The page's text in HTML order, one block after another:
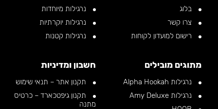
בלוג
צרו קשר
רישום למועדון לקוחות
נרגילות מיוחדות
נרגילות יוקרתיות
נרגילות קטנות
מתוגים מובילים
נרגילות Alpha Hookah
נרגילות Amy Deluxe
חשבון ומדיניות
תקנון אתר – תנאי שימוש
תקנון גיפטכארד – כרטיס
מתנה